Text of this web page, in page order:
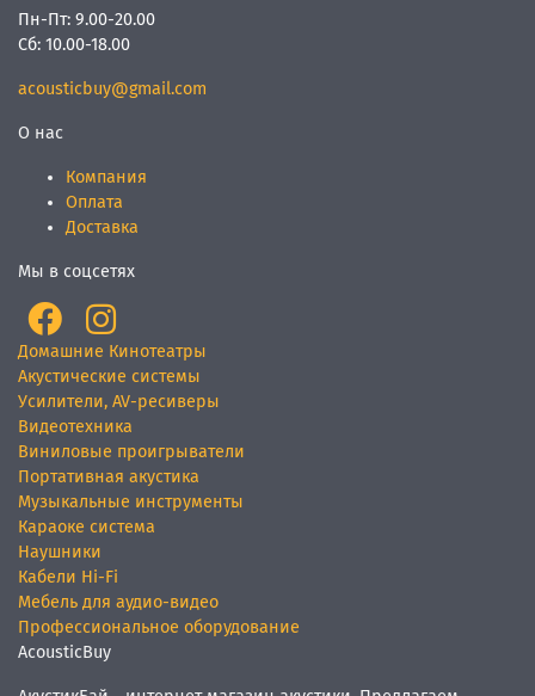
Пн-Пт: 9.00-20.00
Сб: 10.00-18.00
acousticbuy@gmail.com
О нас
Компания
Оплата
Доставка
Мы в соцсетях
Домашние Кинотеатры
Акустические системы
Усилители, AV-ресиверы
Видеотехника
Виниловые проигрыватели
Портативная акустика
Музыкальные инструменты
Караоке система
Наушники
Кабели Hi-Fi
Мебель для аудио-видео
Профессиональное оборудование
AcousticBuy